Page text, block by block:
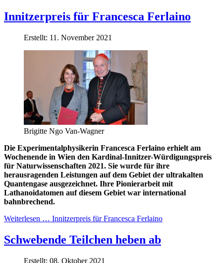
Innitzerpreis für Francesca Ferlaino
Erstellt: 11. November 2021
Brigitte Ngo Van-Wagner
Die Experimentalphysikerin Francesca Ferlaino erhielt am
Wochenende in Wien den Kardinal-Innitzer-Würdigungspreis
für Naturwissenschaften 2021. Sie wurde für ihre
herausragenden Leistungen auf dem Gebiet der ultrakalten
Quantengase ausgezeichnet. Ihre Pionierarbeit mit
Lathanoidatomen auf diesem Gebiet war international
bahnbrechend.
Weiterlesen … Innitzerpreis für Francesca Ferlaino
Schwebende Teilchen heben ab
Erstellt: 08. Oktober 2021